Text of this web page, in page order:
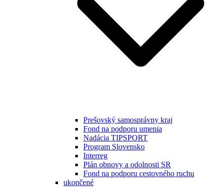
Prešovský samosprávny kraj
Fond na podporu umenia
Nadácia TIPSPORT
Program Slovensko
Interreg
Plán obnovy a odolnosti SR
Fond na podporu cestovného ruchu
ukončené